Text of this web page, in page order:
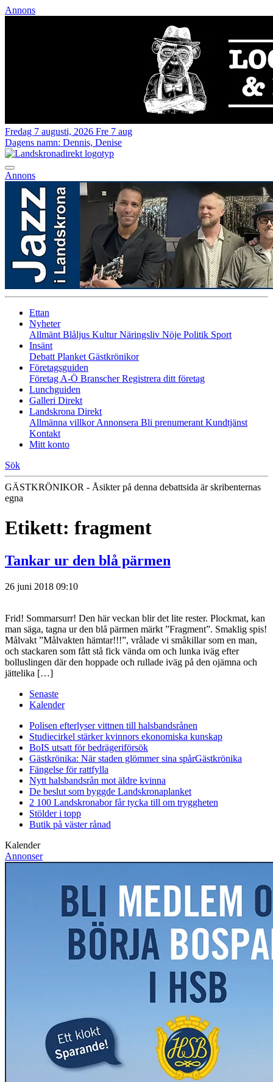
Annons
Fredag 7 augusti, 2026 Fre 7 aug
Dagens namn: Dennis, Denise
Annons
Ettan
Nyheter
Allmänt Blåljus KulturNäringsliv Nöje Politik Sport
Insänt
Debatt Planket Gästkrönikor
Företagsguiden
Företag A-Ö BranscherRegistrera ditt företag
Lunchguiden
Galleri Direkt
Landskrona Direkt
Allmänna villkorAnnonsera Bli prenumerant Kundtjänst
Kontakt
Mitt konto
Sök
GÄSTKRÖNIKOR - Åsikter på denna debattsida är skribenternas
egna
Etikett: fragment
Tankar ur den blå pärmen
26 juni 2018 09:10
Frid! Sommarsurr! Den här veckan blir det lite rester. Plockmat, kan
man säga, tagna ur den blå pärmen märkt ”Fragment”. Smaklig spis!
Målvakt ”Målvakten hämtar!!!”, vrålade vi småkillar som en man,
och stackaren som fått stå fick vända om och lunka iväg efter
bolluslingen där den hoppade och rullade iväg på den ojämna och
jättelika […]
Senaste
Kalender
Polisen efterlyser vittnen till halsbandsrånen
Studiecirkel stärker kvinnors ekonomiska kunskap
BoIS utsatt för bedrägeriförsök
Gästkrönika: När staden glömmer sina spårGästkrönika
Fängelse för rattfylla
Nytt halsbandsrån mot äldre kvinna
De beslut som byggde Landskronaplanket
2 100 Landskronabor får tycka till om tryggheten
Stölder i topp
Butik på väster rånad
Kalender
Annonser